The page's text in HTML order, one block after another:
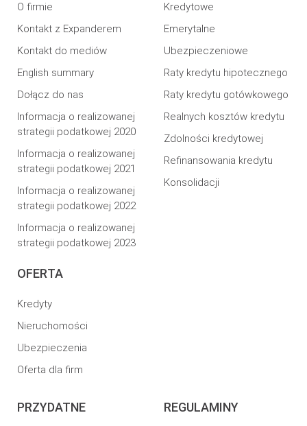
O firmie
Kontakt z Expanderem
Kontakt do mediów
English summary
Dołącz do nas
Informacja o realizowanej
strategii podatkowej 2020
Informacja o realizowanej
strategii podatkowej 2021
Informacja o realizowanej
strategii podatkowej 2022
Informacja o realizowanej
strategii podatkowej 2023
OFERTA
Kredyty
Nieruchomości
Ubezpieczenia
Oferta dla firm
Kredytowe
Emerytalne
Ubezpieczeniowe
Raty kredytu hipotecznego
Raty kredytu gotówkowego
Realnych kosztów kredytu
Zdolności kredytowej
Refinansowania kredytu
Konsolidacji
PRZYDATNE REGULAMINY